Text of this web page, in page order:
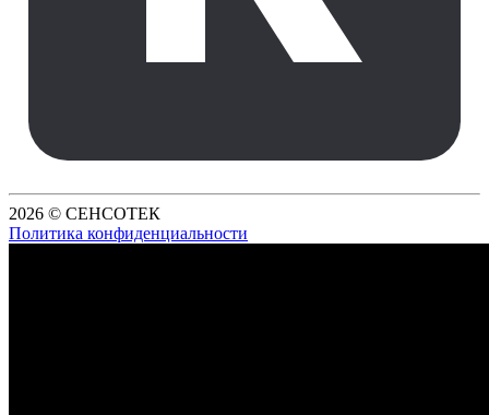
2026 © СЕНСОТЕК
Политика конфиденциальности